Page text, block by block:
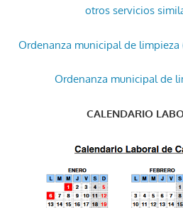
otros servicios
Ordenanza municipal de
Ordenanza municipal de
CALENDARIO